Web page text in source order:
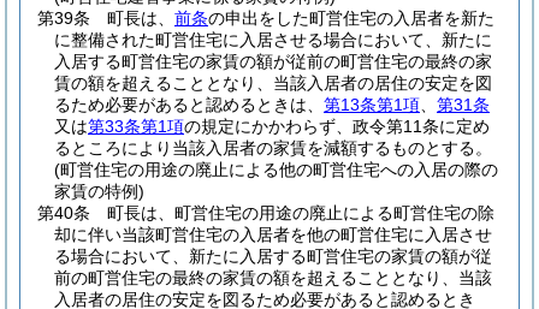
第39条
町長は、 前条の申出をした町営住宅の入居者を新た
に整備された町営住宅に入居させる場合において、新たに
入居する町営住宅の家賃の額が従前の町営住宅の最終の家
賃の額を超えることとなり、当該入居者の居住の安定を図
るため必要があると認めるときは、 第13条第1項
第31条
又は第33条第1項の規定にかかわらず、政令第11条に定め
るところにより当該入居者の家賃を減額するものとする。
(町営住宅の用途の廃止による他の町営住宅への入居の際の
家賃の特例)
第40条
町長は、町営住宅の用途の廃止による町営住宅の除
却に伴い当該町営住宅の入居者を他の町営住宅に入居させ
る場合において、新たに入居する町営住宅の家賃の額が従
前の町営住宅の最終の家賃の額を超えることとなり、当該
入居者の居住の安定を図るため必要があると認めるとき